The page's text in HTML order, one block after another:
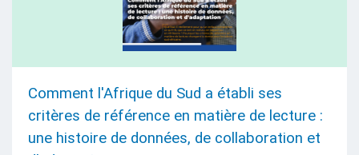
Comment l'Afrique du Sud a établi ses
critères de référence en matière de lecture :
une histoire de données, de collaboration et